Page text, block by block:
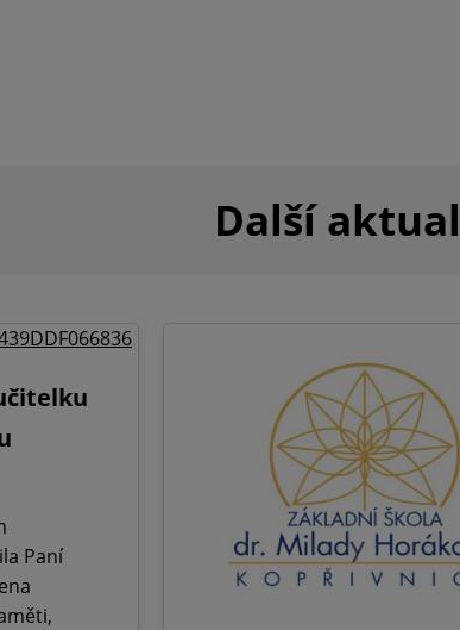
Další
Paní